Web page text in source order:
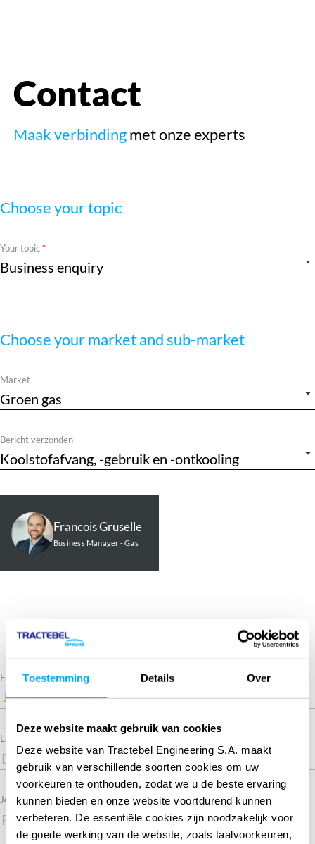
Toestemming Details Over
Deze website maakt gebruik van cookies
Deze website van Tractebel Engineering S.A. maakt
gebruik van verschillende soorten cookies om uw
voorkeuren te onthouden, zodat we u de beste ervaring
kunnen bieden en onze website voortdurend kunnen
verbeteren. De essentiële cookies zijn noodzakelijk voor
de goede werking van de website, zoals taalvoorkeuren,
Contact
Maak verbindingmet onze experts
Choose your topic
Your topic Required
Choose your market and sub-market
Market
Bericht verzonden
Francois Gruselle
Business Manager - Gas
First NameRequired
Last Name
Job title